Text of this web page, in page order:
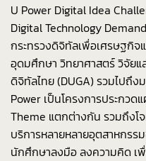
U Power Digital Idea
Digital Technology
กระทรวงดิจิทัลเพื่อเศรษฐกิจ
อุดมศึกษา วิทยาศาสตร์ วิจัยแ
ดิจิทัลไทย (DUGA) รวมไปถึง
Power เป็นโครงการประกว
Theme แตกต่างกัน รวมถึงโ
บริการหลายหลายอุตสาหกรร
นักศึกษาลงมือ ลงความคิด เ